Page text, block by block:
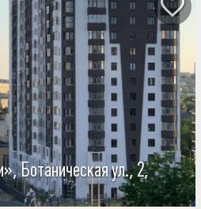
Ботаническая ул., 2,